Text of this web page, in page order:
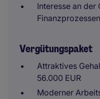
Interesse an der
Finanzprozessen
Vergütungspaket
Attraktives
56.000 EUR
Moderner